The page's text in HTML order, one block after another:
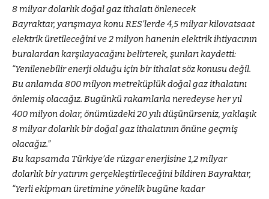
8 milyar dolarlık doğal gaz ithalatı önlenecek
Bayraktar, yarışmaya konu RES’lerde 4,5 milyar kilovatsaat
elektrik üretileceğini ve 2 milyon hanenin elektrik ihtiyacının
buralardan karşılayacağını belirterek, şunları kaydetti:
“Yenilenebilir enerji olduğu için bir ithalat söz konusu değil.
Bu anlamda 800 milyon metreküplük doğal gaz ithalatını
önlemiş olacağız. Bugünkü rakamlarla neredeyse her yıl
400 milyon dolar, önümüzdeki 20 yılı düşünürseniz, yaklaşık
8 milyar dolarlık bir doğal gaz ithalatının önüne geçmiş
olacağız.”
Bu kapsamda Türkiye’de rüzgar enerjisine 1,2 milyar
dolarlık bir yatırım gerçekleştirileceğini bildiren Bayraktar,
“Yerli ekipman üretimine yönelik bugüne kadar